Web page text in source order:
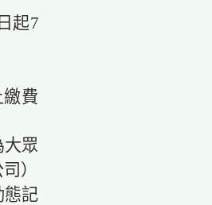
起7
費
大眾
）
態記